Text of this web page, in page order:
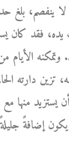
ينفصم، بلغ حد
فقد كان
وتمكنه
دارته
يستزيد منها مع
يكون إضافةً